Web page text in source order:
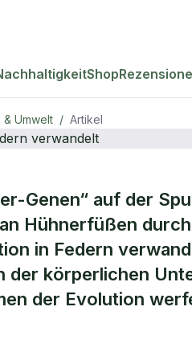
Shop
& Umwelt / Artikel
Genen“ auf der
Hühnerfüßen
in Federn
der körperlichen
der Evolution